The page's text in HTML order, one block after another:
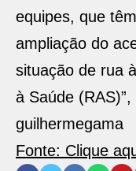
equipes, que
ampliação do
situação de rua
à Saúde
guilhermegama
Fonte: Clique